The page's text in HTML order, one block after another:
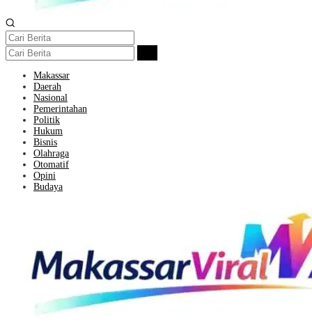
Makassar
Daerah
Nasional
Pemerintahan
Politik
Hukum
Bisnis
Olahraga
Otomatif
Opini
Budaya